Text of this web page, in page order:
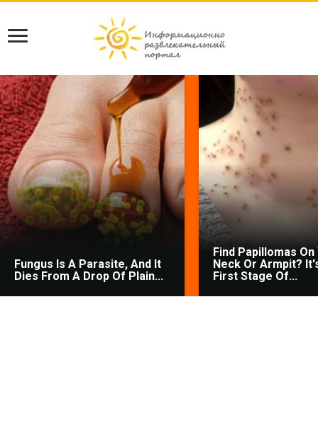
Fungus Is A Parasite, And It
Dies From A Drop Of Plain...
Find Papillomas On
Neck Or Armpit?
First Stage Of...